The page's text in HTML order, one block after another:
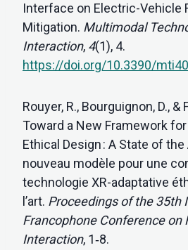
Interface on Electric-Vehicle
Mitigation. Multimodal
Interaction, 4(1), 4.
https://doi.org/10.3390/
Rouyer, R., Bourguignon, D., &
Toward a New Framework
Ethical Design : A State of
nouveau modèle pour une
technologie XR-adaptative
l’art. Proceedings of the 35th
Francophone Conference on
Interaction, 1‑8.